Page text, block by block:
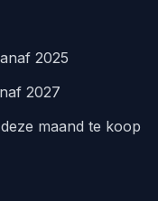
2025
2027
maand te koop